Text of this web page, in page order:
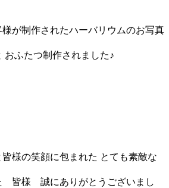
が制作されたハーバリウムのお写真
おふたつ制作されました♪
様の笑顔に包まれた とても素敵な
皆様 誠にありがとうございまし